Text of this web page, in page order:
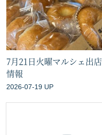
7月21日火曜マルシェ出店
情報
2026-07-19 UP